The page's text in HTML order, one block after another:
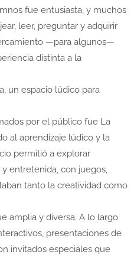
fue entusiasta, y muchos
leer, preguntar y adquirir
—para algunos—
distinta a la
un espacio lúdico para
por el público fue La
al aprendizaje lúdico y la
permitió a explorar
entretenida, con juegos,
tanto la creatividad como
amplia y diversa. A lo largo
presentaciones de
invitados especiales que